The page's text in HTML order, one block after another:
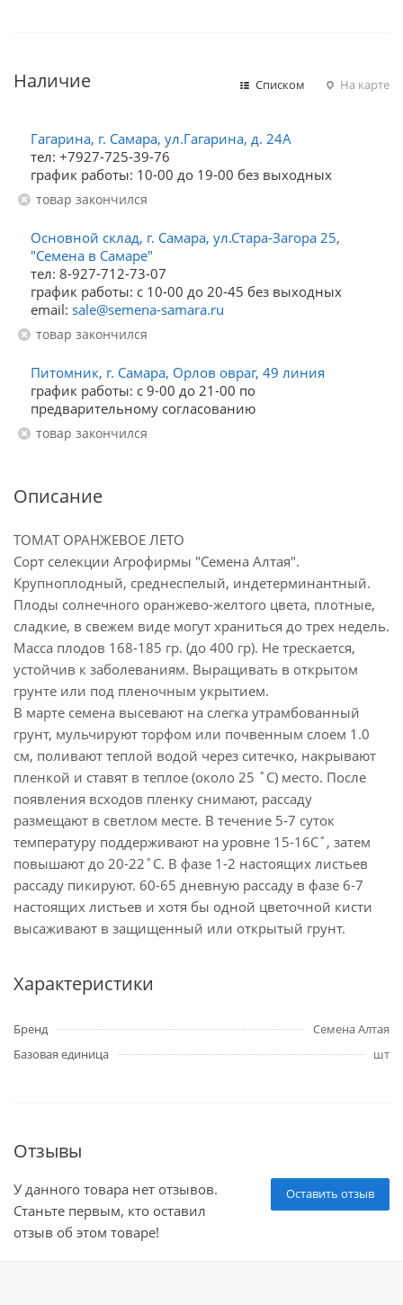
Наличие Списком На карте
Гагарина, г. Самара, ул.Гагарина, д. 24А
тел: +7927-725-39-76
график работы: 10-00 до 19-00 без выходных
Товар закончился
Основной склад, г. Самара, ул.Стара-Загора 25,
"Семена в Самаре"
тел: 8-927-712-73-07
график работы: с 10-00 до 20-45 без выходных
email: sale@semena-samara.ru
Товар закончился
Питомник, г. Самара, Орлов овраг, 49 линия
график работы: с 9-00 до 21-00 по
предварительному согласованию
Товар закончился
Описание
ТОМАТ ОРАНЖЕВОЕ ЛЕТО
Сорт селекции Агрофирмы "Семена Алтая".
Крупноплодный, среднеспелый, индетерминантный.
Плоды солнечного оранжево-желтого цвета, плотные,
сладкие, в свежем виде могут храниться до трех недель.
Масса плодов 168-185 гр. (до 400 гр). Не трескается,
устойчив к заболеваниям. Выращивать в открытом
грунте или под пленочным укрытием.
В марте семена высевают на слегка утрамбованный
грунт, мульчируют торфом или почвенным слоем 1.0
см, поливают теплой водой через ситечко, накрывают
пленкой и ставят в теплое (около 25 ˚С) место. После
появления всходов пленку снимают, рассаду
размещают в светлом месте. В течение 5-7 суток
температуру поддерживают на уровне 15-16С˚, затем
повышают до 20-22˚С. В фазе 1-2 настоящих листьев
рассаду пикируют. 60-65 дневную рассаду в фазе 6-7
настоящих листьев и хотя бы одной цветочной кисти
высаживают в защищенный или открытый грунт.
Характеристики
Бренд
Семена Алтая
Базовая единица
шт
Отзывы
Оставить отзыв
У данного товара нет отзывов.
Станьте первым, кто оставил
отзыв об этом товаре!